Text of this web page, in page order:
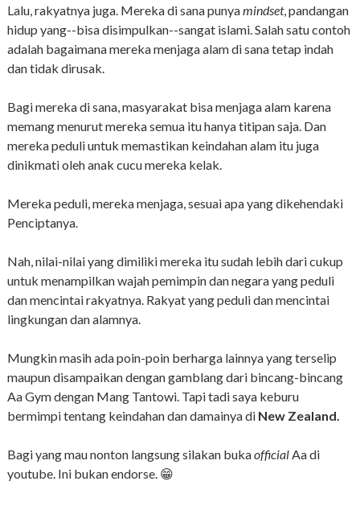
Lalu, rakyatnya juga. Mereka di sana punyamindset, pandangan
hidup yang--bisa disimpulkan--sangat islami. Salah satu contoh
adalah bagaimana mereka menjaga alam di sana tetap indah
dan tidak dirusak.
Bagi mereka di sana, masyarakat bisa menjaga alam karena
memang menurut mereka semua itu hanya titipan saja. Dan
mereka peduli untuk memastikan keindahan alam itu juga
dinikmati oleh anak cucu mereka kelak.
Mereka peduli, mereka menjaga, sesuai apa yang dikehendaki
Penciptanya.
Nah, nilai-nilai yang dimiliki mereka itu sudah lebih dari cukup
untuk menampilkan wajah pemimpin dan negara yang peduli
dan mencintai rakyatnya. Rakyat yang peduli dan mencintai
lingkungan dan alamnya.
Mungkin masih ada poin-poin berharga lainnya yang terselip
maupun disampaikan dengan gamblang dari bincang-bincang
Aa Gym dengan Mang Tantowi. Tapi tadi saya keburu
bermimpi tentang keindahan dan damainya di New Zealand.
Bagi yang mau nonton langsung silakan bukaofficialAa di
youtube. Ini bukan endorse. 😁